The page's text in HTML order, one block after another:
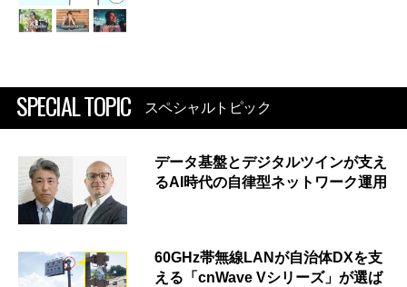
SPECIAL TOPIC スペシャルトピック
データ基盤とデジタルツインが支え
るAI時代の自律型ネットワーク運用
60GHz帯無線LANが自治体DXを支
える「cnWave Vシリーズ」が選ば